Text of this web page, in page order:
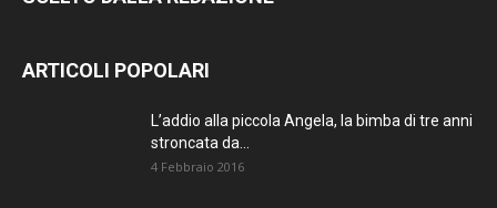
ARTICOLI POPOLARI
L’addio alla piccola Angela, la bimba di tre anni
stroncata da...
4 Febbraio 2016